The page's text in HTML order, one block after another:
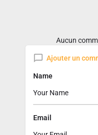
Aucun
Ajouter un
Name
Email